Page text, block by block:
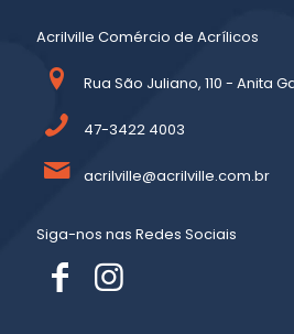
Acrilville Comércio de Acrílicos
Rua São Juliano, 110 - Anita
47-3422 4003
acrilville@acrilville.com.br
Siga-nos nas Redes Sociais